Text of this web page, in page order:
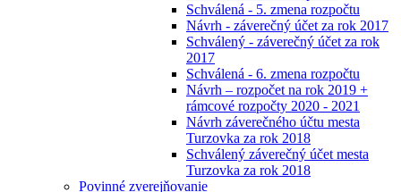
Schválená - 5. zmena rozpočtu
Návrh - záverečný účet za rok 2017
Schválený - záverečný účet za rok
2017
Schválená - 6. zmena rozpočtu
Návrh – rozpočet na rok 2019 +
rámcové rozpočty 2020 - 2021
Návrh záverečného účtu mesta
Turzovka za rok 2018
Schválený záverečný účet mesta
Turzovka za rok 2018
Povinné zverejňovanie